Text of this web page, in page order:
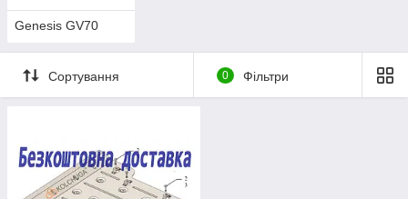
Genesis GV70
Сортування 0 Фільтри